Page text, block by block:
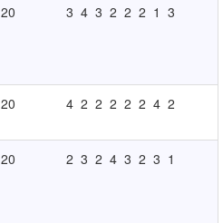
20 3 4 3 2 2 2 1 3
20 4 2 2 2 2 2 4 2
20 2 3 2 4 3 2 3 1